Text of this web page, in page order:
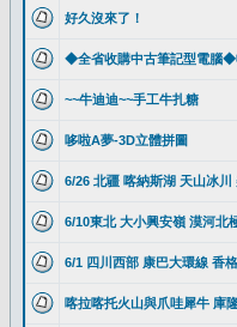
好久沒來了！
◆全省收購中古筆記型電腦◆
~~牛迪迪~~手工牛扎糖
哆啦A夢-3D立體拼圖
6/26 北疆 喀納斯湖 天山冰川
6/10東北 大小興安嶺 漠河北
6/1 四川西部 康巴大環線 香
喀拉喀托火山與爪哇犀牛 庫